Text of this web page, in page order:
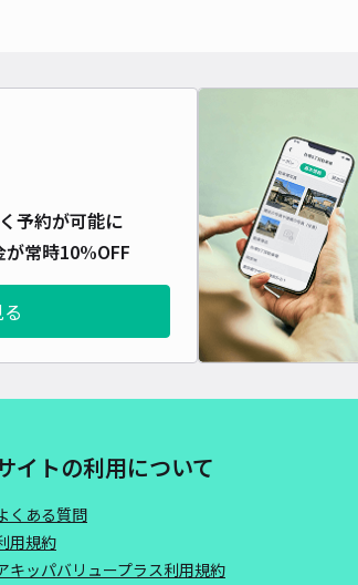
予約が可能に
常時10%OFF
イトの利用について
くある質問
用規約
キッパバリュープラス利用規約